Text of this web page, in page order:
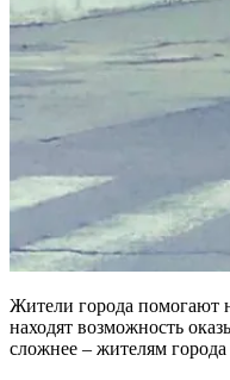
Жители города помогают
находят возможность
сложнее – жителям